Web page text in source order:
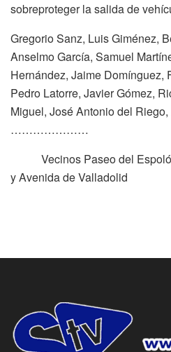
sobreproteger la salida de
Gregorio Sanz, Luis Giménez,
Anselmo García, Samuel
Hernández, Jaime Domínguez,
Pedro Latorre, Javier Gómez,
Miguel, José Antonio del
…………………
Vecinos Paseo del
y Avenida de Valladolid